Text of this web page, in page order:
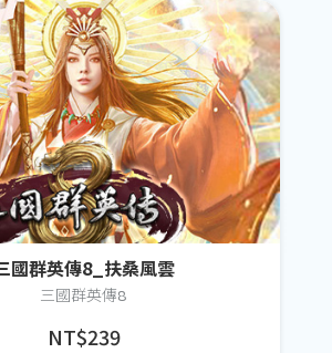
國群英傳8_扶桑風雲
三國群英傳8
NT$239